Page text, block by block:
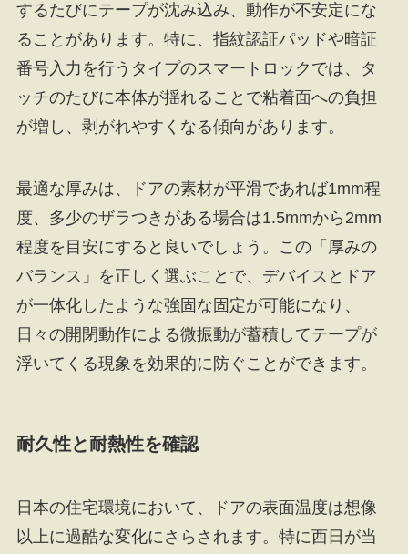
するたびにテープが沈み込み、動作が不安定にな
ることがあります。特に、指紋認証パッドや暗証
番号入力を行うタイプのスマートロックでは、タ
ッチのたびに本体が揺れることで粘着面への負担
が増し、剥がれやすくなる傾向があります。
最適な厚みは、ドアの素材が平滑であれば1mm程
度、多少のザラつきがある場合は1.5mmから2mm
程度を目安にすると良いでしょう。この「厚みの
バランス」を正しく選ぶことで、デバイスとドア
が一体化したような強固な固定が可能になり、
日々の開閉動作による微振動が蓄積してテープが
浮いてくる現象を効果的に防ぐことができます。
耐久性と耐熱性を確認
日本の住宅環境において、ドアの表面温度は想像
以上に過酷な変化にさらされます。特に西日が当